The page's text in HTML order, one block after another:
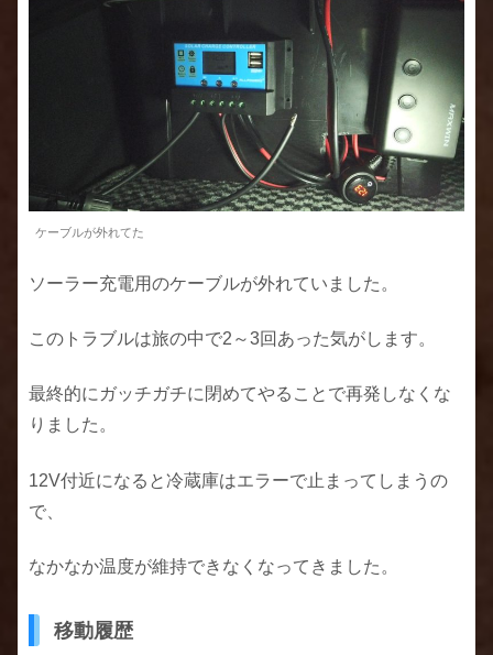
ケーブルが外れてた
ソーラー充電用のケーブルが外れていました。
このトラブルは旅の中で2～3回あった気がします。
最終的にガッチガチに閉めてやることで再発しなくな
りました。
12V付近になると冷蔵庫はエラーで止まってしまうの
で、
なかなか温度が維持できなくなってきました。
移動履歴